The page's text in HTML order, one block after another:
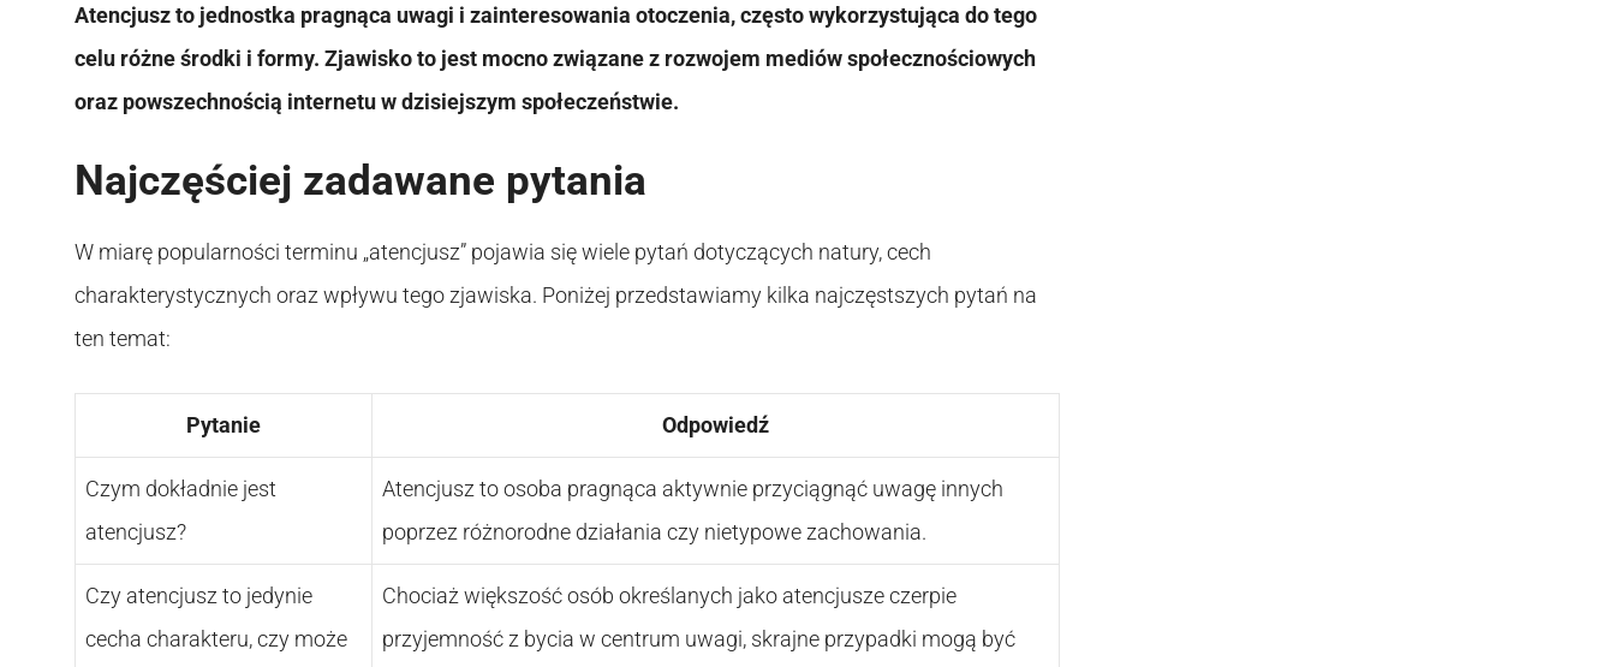
Atencjusz to jednostka pragnąca uwagi i zainteresowania otoczenia, często wykorzystująca do tego
celu różne środki i formy. Zjawisko to jest mocno związane z rozwojem mediów społecznościowych
oraz powszechnością internetu w dzisiejszym społeczeństwie.
Najczęściej zadawane pytania
W miarę popularności terminu „atencjusz” pojawia się wiele pytań dotyczących natury, cech
charakterystycznych oraz wpływu tego zjawiska. Poniżej przedstawiamy kilka najczęstszych pytań na
ten temat:
Pytanie Odpowiedź
Czym dokładnie jest
atencjusz?
Atencjusz to osoba pragnąca aktywnie przyciągnąć uwagę innych
poprzez różnorodne działania czy nietypowe zachowania.
Czy atencjusz to jedynie
cecha charakteru, czy może
Chociaż większość osób określanych jako atencjusze czerpie
przyjemność z bycia w centrum uwagi, skrajne przypadki mogą być